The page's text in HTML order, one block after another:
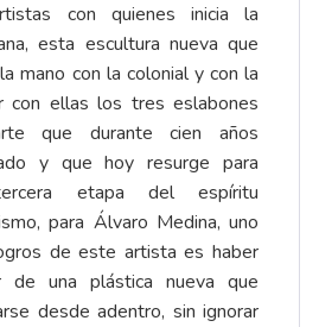
con quienes inicia la
esta escultura nueva que
mano con la colonial y con la
con ellas los tres eslabones
que durante cien años
y que hoy resurge para
etapa del espíritu
para Álvaro Medina, uno
de este artista es haber
de una plástica nueva que
desde adentro, sin ignorar